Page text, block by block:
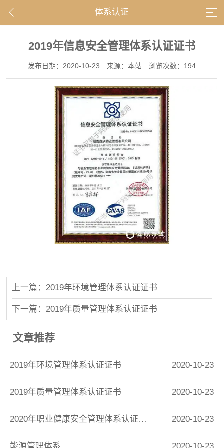
体系认证
2019年信息安全管理体系认证证书
发布日期：2020-10-23 来源：本站 浏览次数：194
上一篇：2019年环境管理体系认证证书
下一篇：2019年质量管理体系认证证书
文章推荐
2019年环境管理体系认证证书 2020-10-23
2019年质量管理体系认证证书 2020-10-23
2020年职业健康安全管理体系认证证书 2020-10-23